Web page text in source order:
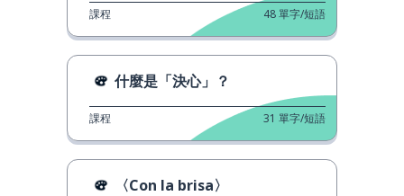
課程 48單字/短語
什麼是「決心」？
課程 31 單字/短語
〈Con la brisa〉